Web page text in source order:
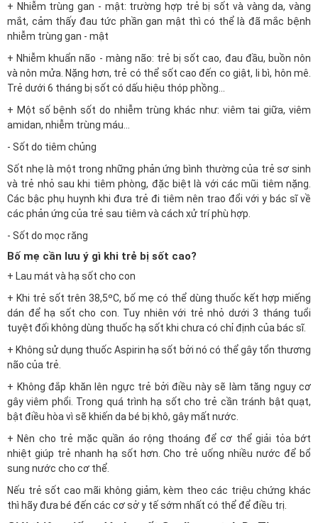
+ Nhiễm trùng gan - mật: trường hợp trẻ bị sốt và vàng da, vàng
mắt, cảm thấy đau tức phần gan mật thì có thể là đã mắc bệnh
nhiễm trùng gan - mật
+ Nhiễm khuẩn não - màng não: trẻ bị sốt cao, đau đầu, buồn nôn
và nôn mửa. Nặng hơn, trẻ có thể sốt cao đến co giật, li bì, hôn mê.
Trẻ dưới 6 tháng bị sốt có dấu hiệu thóp phồng...
+ Một số bệnh sốt do nhiễm trùng khác như: viêm tai giữa, viêm
amidan, nhiễm trùng máu...
- Sốt do tiêm chủng
Sốt nhẹ là một trong những phản ứng bình thường của trẻ sơ sinh
và trẻ nhỏ sau khi tiêm phòng, đặc biệt là với các mũi tiêm nặng.
Các bậc phụ huynh khi đưa trẻ đi tiêm nên trao đổi với y bác sĩ về
các phản ứng của trẻ sau tiêm và cách xử trí phù hợp.
- Sốt do mọc răng
Bố mẹ cần lưu ý gì khi trẻ bị sốt cao?
+ Lau mát và hạ sốt cho con
+ Khi trẻ sốt trên 38,5ºC, bố mẹ có thể dùng thuốc kết hợp miếng
dán để hạ sốt cho con. Tuy nhiên với trẻ nhỏ dưới 3 tháng tuổi
tuyệt đối không dùng thuốc hạ sốt khi chưa có chỉ định của bác sĩ.
+ Không sử dụng thuốc Aspirin hạ sốt bởi nó có thể gây tổn thương
não của trẻ.
+ Không đắp khăn lên ngực trẻ bởi điều này sẽ làm tăng nguy cơ
gây viêm phổi. Trong quá trình hạ sốt cho trẻ cần tránh bật quạt,
bật điều hòa vì sẽ khiến da bé bị khô, gây mất nước.
+ Nên cho trẻ mặc quần áo rộng thoáng để cơ thể giải tỏa bớt
nhiệt giúp trẻ nhanh hạ sốt hơn. Cho trẻ uống nhiều nước để bổ
sung nước cho cơ thể.
Nếu trẻ sốt cao mãi không giảm, kèm theo các triệu chứng khác
thì hãy đưa bé đến các cơ sở y tế sớm nhất có thể để điều trị.